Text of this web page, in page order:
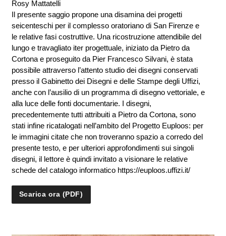
Rosy Mattatelli
Il presente saggio propone una disamina dei progetti
seicenteschi per il complesso oratoriano di San Firenze e
le relative fasi costruttive. Una ricostruzione attendibile del
lungo e travagliato iter progettuale, iniziato da Pietro da
Cortona e proseguito da Pier Francesco Silvani, è stata
possibile attraverso l’attento studio dei disegni conservati
presso il Gabinetto dei Disegni e delle Stampe degli Uffizi,
anche con l’ausilio di un programma di disegno vettoriale, e
alla luce delle fonti documentarie. I disegni,
precedentemente tutti attribuiti a Pietro da Cortona, sono
stati infine ricatalogati nell’ambito del Progetto Euploos: per
le immagini citate che non troveranno spazio a corredo del
presente testo, e per ulteriori approfondimenti sui singoli
disegni, il lettore è quindi invitato a visionare le relative
schede del catalogo informatico https://euploos.uffizi.it/
Scarica ora (PDF)